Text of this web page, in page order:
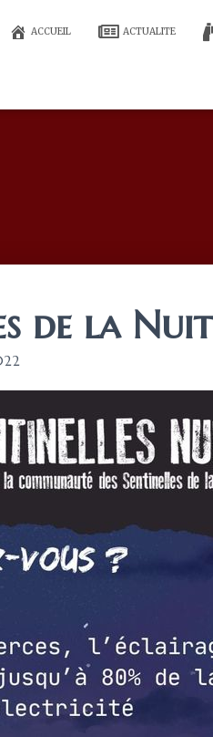
ACCUEIL ACTUALITE
de la Nuit